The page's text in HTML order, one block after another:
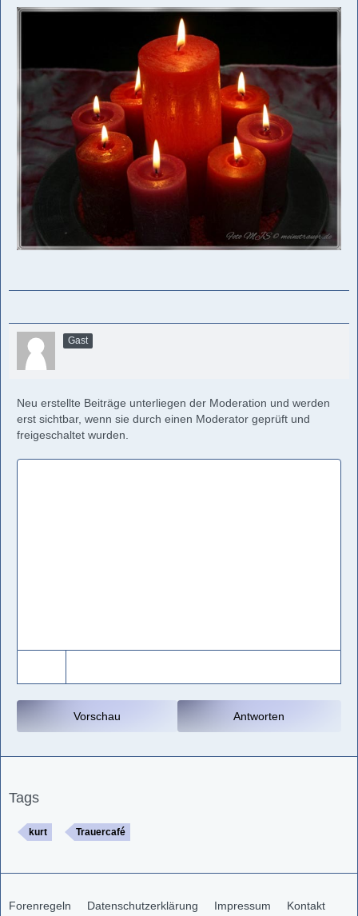
Gast
Neu erstellte Beiträge unterliegen der Moderation und werden
erst sichtbar, wenn sie durch einen Moderator geprüft und
freigeschaltet wurden.
Antworten
Vorschau
Tags
kurt Trauercafé
Forenregeln Datenschutzerklärung Impressum Kontakt